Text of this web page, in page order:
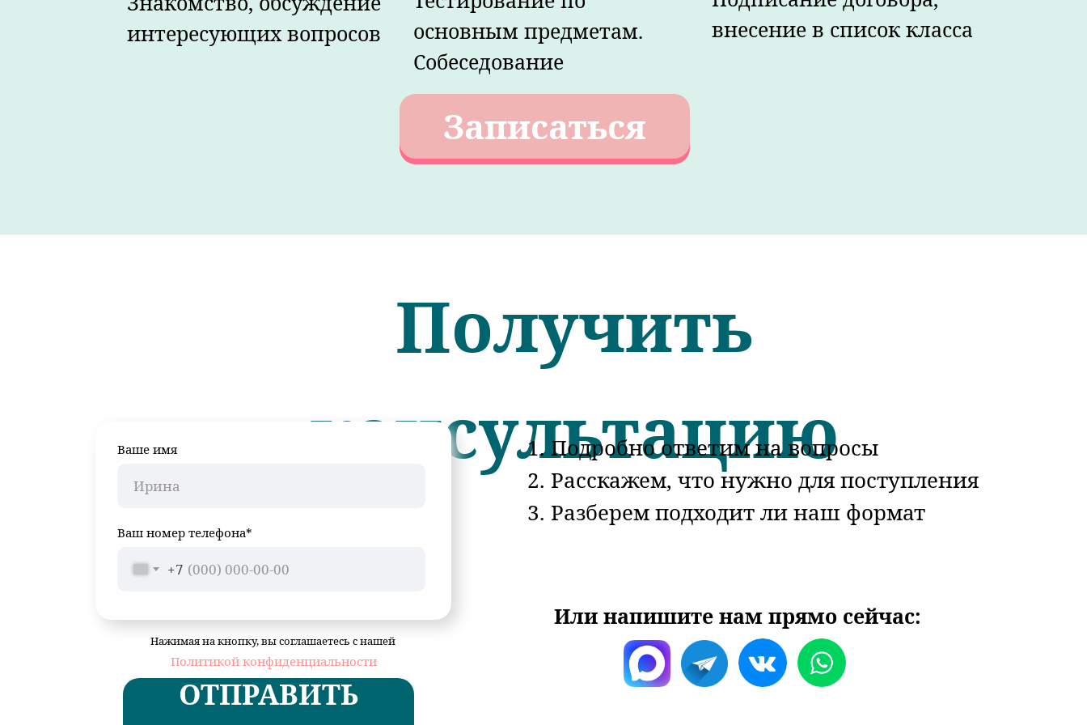
интересующих вопросов
основным предметам.
Собеседование
внесение в список класса
Записаться
Получить
консультацию
Или напишите нам прямо сейчас:
1. Подробно ответим на вопросы
2. Расскажем, что нужно для поступления
3. Разберем подходит ли наш формат
ОТПРАВИТЬ
Ваше имя
Ваш номер телефона*
+7
Нажимая на кнопку, вы соглашаетесь с нашей
Политикой конфиденциальности